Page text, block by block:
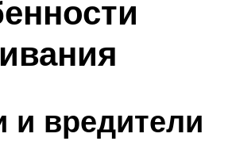
и вредители